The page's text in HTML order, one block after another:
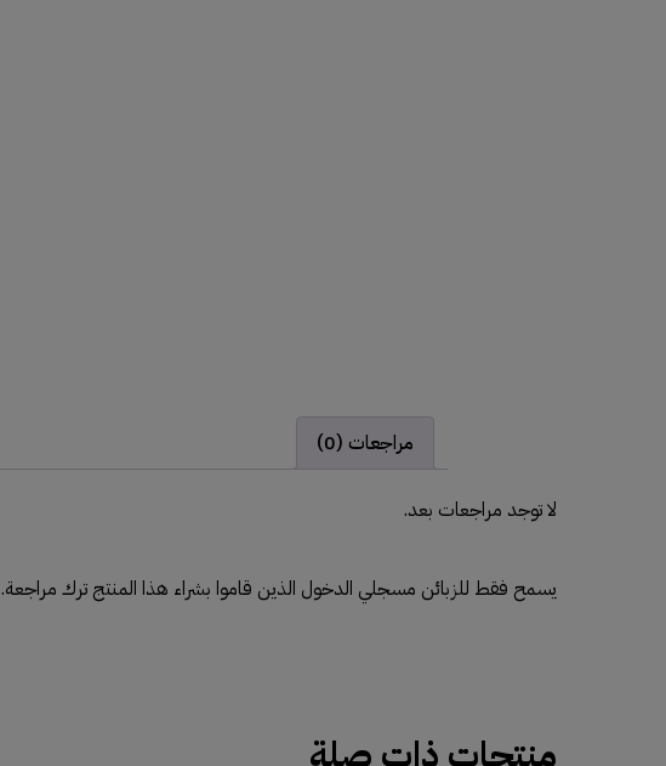
مراجعات (0)
لا توجد مراجعات بعد.
يسمح فقط للزبائن مسجلي الدخول الذين قاموا بشراء هذا المنتج ترك مراجعة.
منتجات ذات صلة